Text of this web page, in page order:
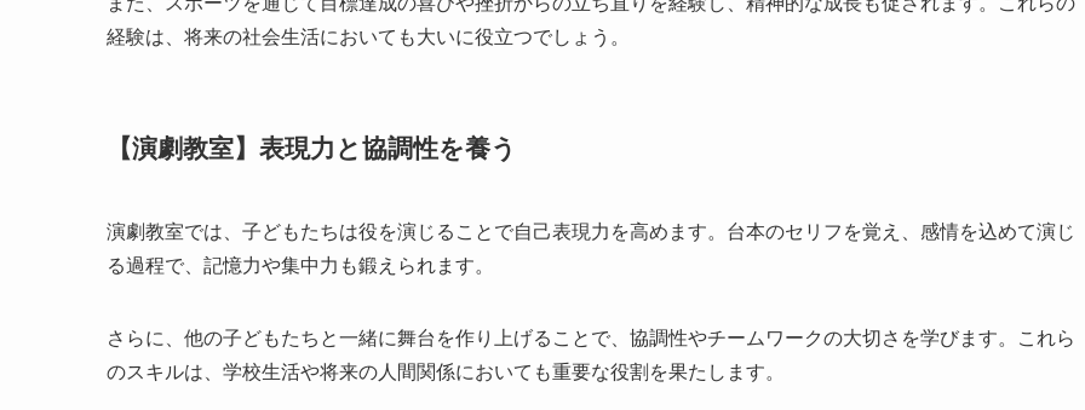
経験は、将来の社会生活においても大いに役立つでしょう。
【演劇教室】表現力と協調性を養う
演劇教室では、子どもたちは役を演じることで自己表現力を高めます。台本のセリフを覚え、感情を込めて演じ
る過程で、記憶力や集中力も鍛えられます。
さらに、他の子どもたちと一緒に舞台を作り上げることで、協調性やチームワークの大切さを学びます。これら
のスキルは、学校生活や将来の人間関係においても重要な役割を果たします。